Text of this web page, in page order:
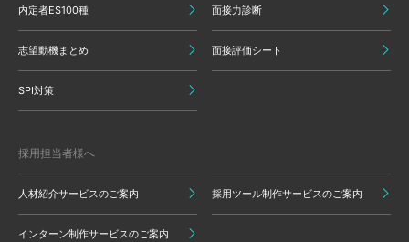
内定者ES100種 面接力診断
志望動機まとめ 面接評価シート
SPI対策
採用担当者様へ
人材紹介サービスのご案内 採用ツール制作サービスのご案内
インターン制作サービスのご案内